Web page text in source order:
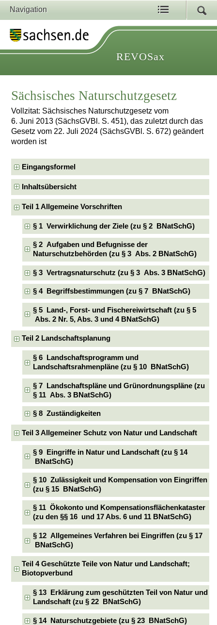
Navigation
REVOSax
Sächsisches Naturschutzgesetz
Vollzitat: Sächsisches Naturschutzgesetz vom
6. Juni 2013 (SächsGVBl. S. 451), das zuletzt durch das
Gesetz vom 22. Juli 2024 (SächsGVBl. S. 672) geändert
worden ist
Eingangsformel
Inhaltsübersicht
Teil 1 Allgemeine Vorschriften
§ 1 Verwirklichung der Ziele (zu § 2 BNatSchG)
§ 2 Aufgaben und Befugnisse der
Naturschutzbehörden (zu § 3 Abs. 2 BNatSchG)
§ 3 Vertragsnaturschutz (zu § 3 Abs. 3 BNatSchG)
§ 4 Begriffsbestimmungen (zu § 7 BNatSchG)
§ 5 Land-, Forst- und Fischereiwirtschaft (zu § 5
Abs. 2 Nr. 5, Abs. 3 und 4 BNatSchG)
Teil 2 Landschaftsplanung
§ 6 Landschaftsprogramm und
Landschaftsrahmenpläne (zu § 10 BNatSchG)
§ 7 Landschaftspläne und Grünordnungspläne (zu
§ 11 Abs. 3 BNatSchG)
§ 8 Zuständigkeiten
Teil 3 Allgemeiner Schutz von Natur und Landschaft
§ 9 Eingriffe in Natur und Landschaft (zu § 14
BNatSchG)
§ 10 Zulässigkeit und Kompensation von Eingriffen
(zu § 15 BNatSchG)
§ 11 Ökokonto und Kompensationsflächenkataster
(zu den §§ 16 und 17 Abs. 6 und 11 BNatSchG)
§ 12 Allgemeines Verfahren bei Eingriffen (zu § 17
BNatSchG)
Teil 4 Geschützte Teile von Natur und Landschaft;
Biotopverbund
§ 13 Erklärung zum geschützten Teil von Natur und
Landschaft (zu § 22 BNatSchG)
§ 14 Naturschutzgebiete (zu § 23 BNatSchG)